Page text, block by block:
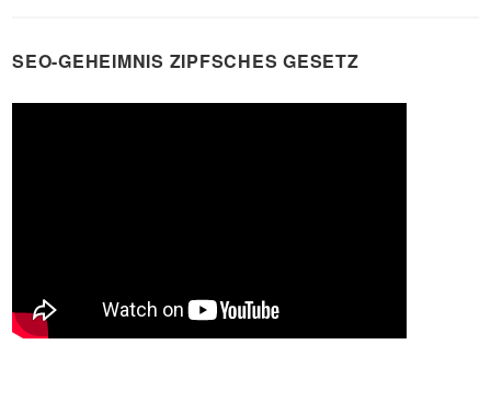
SEO-GEHEIMNIS ZIPFSCHES GESETZ